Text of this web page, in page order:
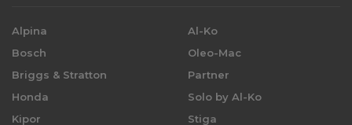
Alpina
Bosch
Briggs & Stratton
Honda
Kipor
Al-Ko
Oleo-Mac
Partner
Solo by Al-Ko
Stiga